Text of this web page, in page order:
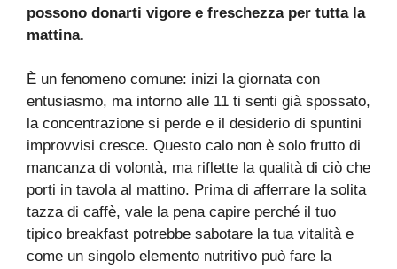
possono donarti vigore e freschezza per tutta la
mattina.
È un fenomeno comune: inizi la giornata con
entusiasmo, ma intorno alle 11 ti senti già spossato,
la concentrazione si perde e il desiderio di spuntini
improvvisi cresce. Questo calo non è solo frutto di
mancanza di volontà, ma riflette la qualità di ciò che
porti in tavola al mattino. Prima di afferrare la solita
tazza di caffè, vale la pena capire perché il tuo
tipico breakfast potrebbe sabotare la tua vitalità e
come un singolo elemento nutritivo può fare la